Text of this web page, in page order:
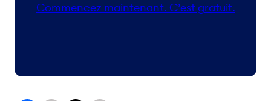
Commencez maintenant. C’est gratuit.